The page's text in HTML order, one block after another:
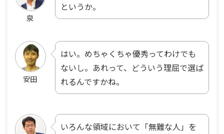
泉
というか。
安田
はい。めちゃくちゃ優秀ってわけでも
ないし。あれって、どういう理屈で選ば
れるんですかね。
いろんな領域において「無難な人」を